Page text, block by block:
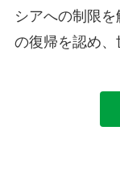
シアへの制限
の復帰を認め、